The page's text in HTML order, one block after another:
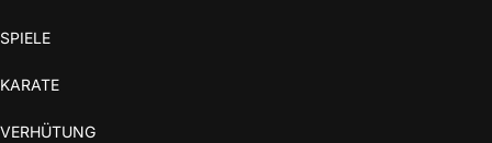
SPIELE
KARATE
VERHÜTUNG